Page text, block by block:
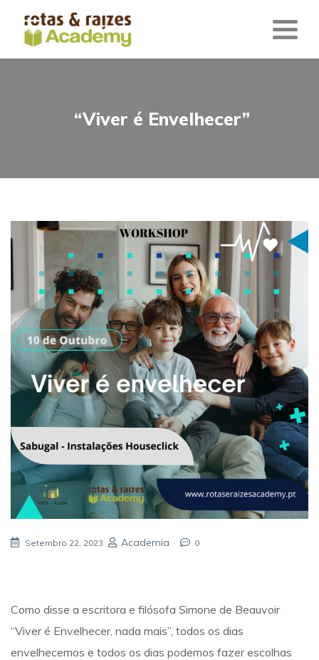
“Viver é Envelhecer”
Setembro 22, 2023 Academia 0
Como disse a escritora e filósofa Simone de Beauvoir
“Viver é Envelhecer, nada mais”, todos os dias
envelhecemos e todos os dias podemos fazer escolhas